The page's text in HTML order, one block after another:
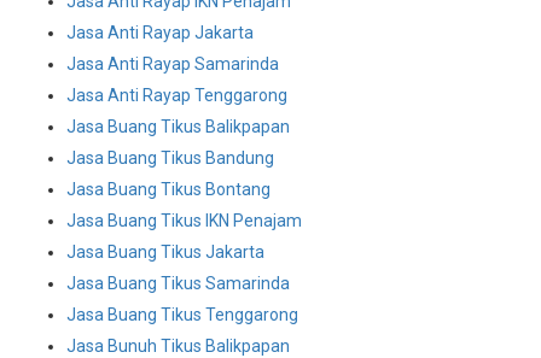
Jasa Anti Rayap Jakarta
Jasa Anti Rayap Samarinda
Jasa Anti Rayap Tenggarong
Jasa Buang Tikus Balikpapan
Jasa Buang Tikus Bandung
Jasa Buang Tikus Bontang
Jasa Buang Tikus IKN Penajam
Jasa Buang Tikus Jakarta
Jasa Buang Tikus Samarinda
Jasa Buang Tikus Tenggarong
Jasa Bunuh Tikus Balikpapan